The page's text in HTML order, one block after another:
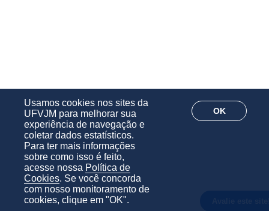
Usamos cookies nos sites da
UFVJM para melhorar sua
experiência de navegação e
coletar dados estatísticos.
Para ter mais informações
sobre como isso é feito,
acesse nossa Política de
Cookies. Se você concorda
com nosso monitoramento de
cookies, clique em "OK".
OK